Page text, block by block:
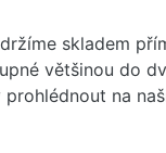
skladem
většinou do
na